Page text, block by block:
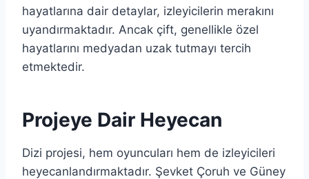
hayatlarına dair detaylar, izleyicilerin merakını
uyandırmaktadır. Ancak çift, genellikle özel
hayatlarını medyadan uzak tutmayı tercih
etmektedir.
Projeye Dair Heyecan
Dizi projesi, hem oyuncuları hem de izleyicileri
heyecanlandırmaktadır. Şevket Çoruh ve Güney